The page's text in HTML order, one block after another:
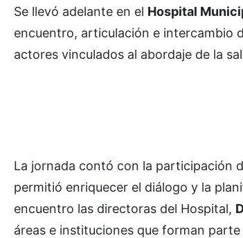
Se llevó adelante en el Hospital
encuentro, articulación e intercambio
actores vinculados al abordaje de la
La jornada contó con la participación
permitió enriquecer el diálogo y la
encuentro las directoras del Hospital,
áreas e instituciones que forman